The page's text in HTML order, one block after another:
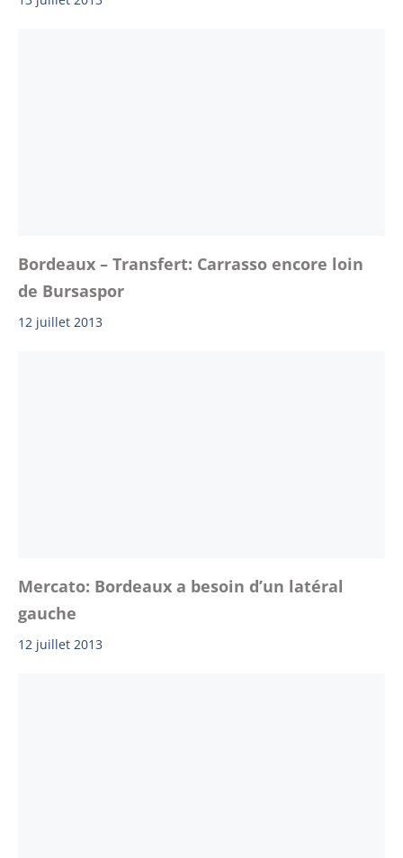
Bordeaux – Transfert: Carrasso encore loin
de Bursaspor
12 juillet 2013
Mercato: Bordeaux a besoin d’un latéral
gauche
12 juillet 2013